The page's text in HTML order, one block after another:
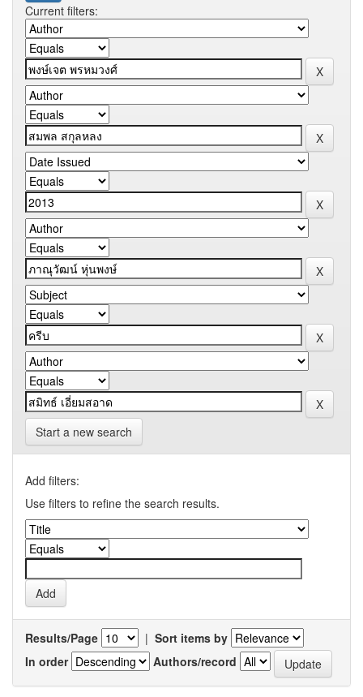
Current filters:
Start a new search
Add filters:
Use filters to refine the search results.
Results/Page | Sort items by
In order
Authors/record